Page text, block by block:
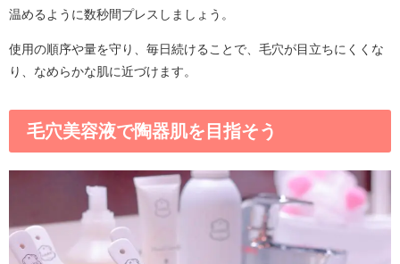
温めるように数秒間プレスしましょう。
使用の順序や量を守り、毎日続けることで、毛穴が目立ちにくくな
り、なめらかな肌に近づけます。
毛穴美容液で陶器肌を目指そう